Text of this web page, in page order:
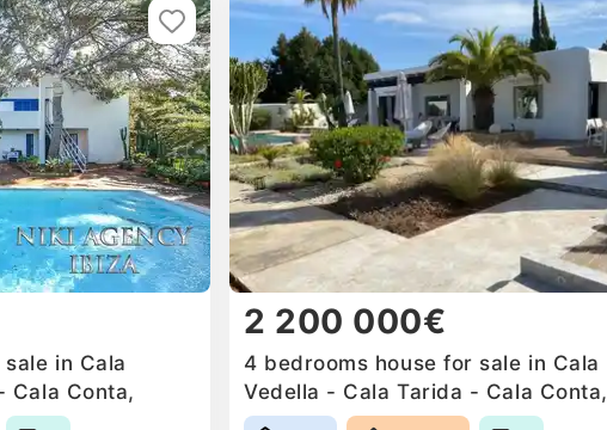
in Cala
Cala Conta,
2 200 000€
4 bedrooms house for sale in Cala
Vedella - Cala Tarida - Cala Conta,
Spain